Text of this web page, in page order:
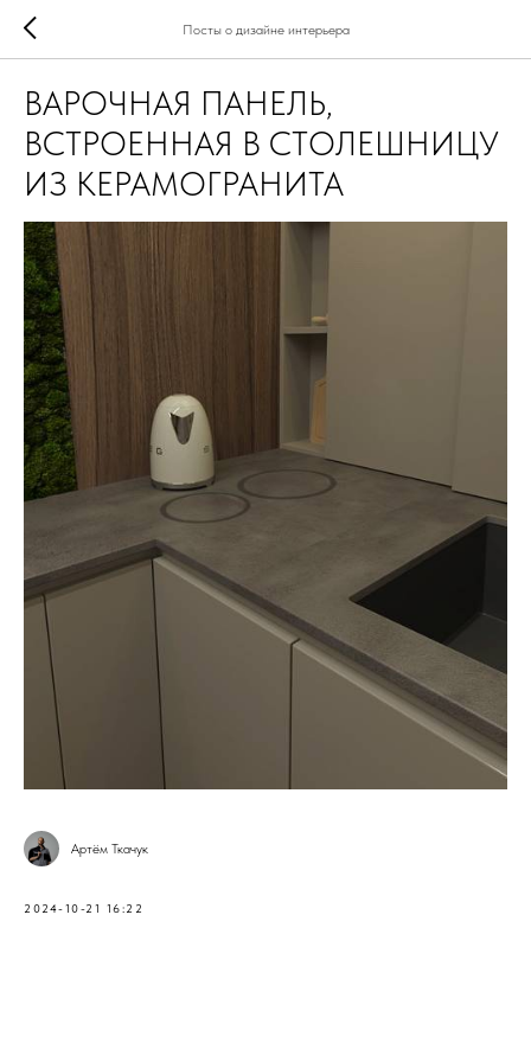
Посты о дизайне интерьера
ВАРОЧНАЯ ПАНЕЛЬ,
ВСТРОЕННАЯ В СТОЛЕШНИЦУ
ИЗ КЕРАМОГРАНИТА
Артём Ткачук
2024-10-21 16:22